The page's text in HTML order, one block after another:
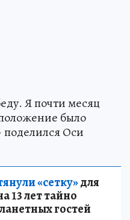
Я почти месяц
было
Оси
«сетку»для
13 лет тайно
гостей